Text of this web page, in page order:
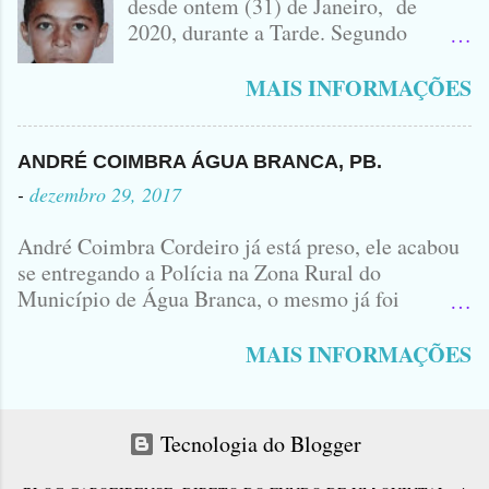
MONTANA NA FOTO VOCÊS
PODEM OBSERVAR QUE TODAS...
desde ontem (31) de Janeiro, de
2020, durante a Tarde. Segundo
Bairro Jardim Karlota, aqui em
98356406 - Se você souber de alguma
Informação, favor avisar através deste
Luciana, ela tá Desesperada.
MAIS INFORMAÇÕES
ANDRÉ COIMBRA ÁGUA BRANCA, PB.
- dezembro 29, 2017
André Coimbra Cordeiro já está preso, ele acabou
se entregando a Polícia na Zona Rural do
Município de Água Branca, o mesmo já foi
cedo, tinha surgido a informação que, o acusado,
qual seria a Delegacia... Com uma Bíblia na mão,
André seguiu direto para o Município de Patos...
No último sábado André matou o jovem Allison
MAIS INFORMAÇÕES
Tecnologia do Blogger